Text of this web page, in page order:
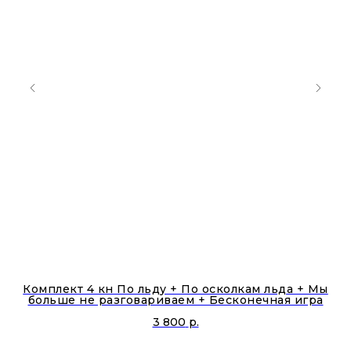
Комплект 4 кн По льду + По осколкам льда + Мы
больше не разговариваем + Бесконечная игра
3 800 р.